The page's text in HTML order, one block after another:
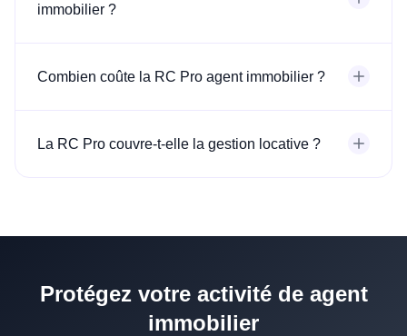
immobilier ?
Combien coûte la RC Pro agent immobilier ?
La RC Pro couvre-t-elle la gestion locative ?
Protégez votre activité de agent
immobilier